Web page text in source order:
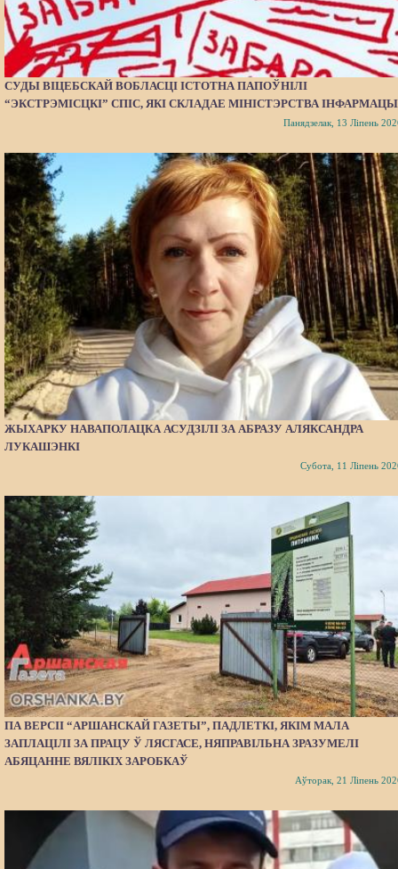
СУДЫ ВІЦЕБСКАЙ ВОБЛАСЦІ ІСТОТНА ПАПОЎНІЛІ
“ЭКСТРЭМІСЦКІ” СПІС, ЯКІ СКЛАДАЕ МІНІСТЭРСТВА
Панядзелак, 13 Ліпень
ЖЫХАРКУ НАВАПОЛАЦКА АСУДЗІЛІ ЗА АБРАЗУ АЛЯКСАНДРА
ЛУКАШЭНКІ
Субота, 11 Ліпень
ПА ВЕРСІІ “АРШАНСКАЙ ГАЗЕТЫ”, ПАДЛЕТКІ, ЯКІМ МАЛА
ЗАПЛАЦІЛІ ЗА ПРАЦУ Ў ЛЯСГАСЕ, НЯПРАВІЛЬНА ЗРАЗУМЕЛІ
АБЯЦАННЕ ВЯЛІКІХ ЗАРОБКАЎ
Аўторак, 21 Ліпень